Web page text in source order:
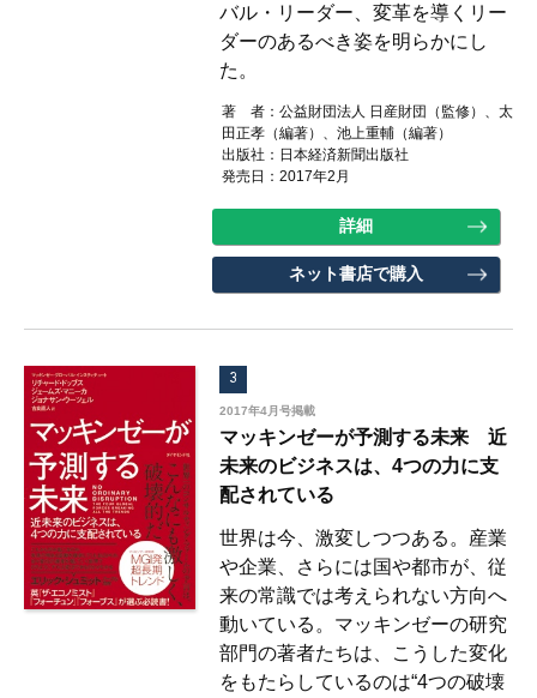
バル・リーダー、変革を導くリー
ダーのあるべき姿を明らかにし
た。
著 者：公益財団法人 日産財団（監修）、太
田正孝（編著）、池上重輔（編著）
出版社：日本経済新聞出版社
発売日：2017年2月
詳細
ネット書店で購入
3
2017年4月号掲載
マッキンゼーが予測する未来 近
未来のビジネスは、4つの力に支
配されている
世界は今、激変しつつある。産業
や企業、さらには国や都市が、従
来の常識では考えられない方向へ
動いている。マッキンゼーの研究
部門の著者たちは、こうした変化
をもたらしているのは“4つの破壊